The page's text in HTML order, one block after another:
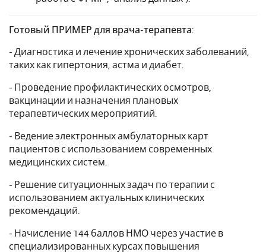
Готовый ПРИМЕР для врача-терапевта:
- Диагностика и лечение хронических заболеваний,
таких как гипертония, астма и диабет.
- Проведение профилактических осмотров,
вакцинации и назначения плановых
терапевтических мероприятий.
- Ведение электронных амбулаторных карт
пациентов с использованием современных
медицинских систем.
- Решение ситуационных задач по терапии с
использованием актуальных клинических
рекомендаций.
- Начисление 144 баллов НМО через участие в
специализированных курсах повышения